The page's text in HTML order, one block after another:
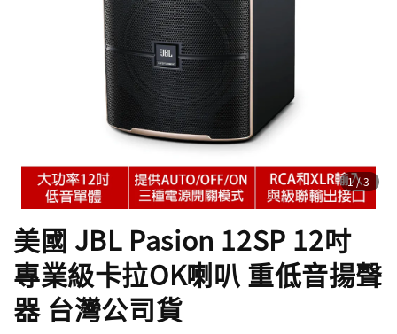
1/3
美國 JBL Pasion 12SP 12吋
專業級卡拉OK喇叭 重低音揚聲
器 台灣公司貨